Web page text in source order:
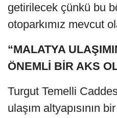
getirilecek çünkü bu
otoparkımız mevcut
“MALATYA
ÖNEMLİ BİR AKS
Turgut Temelli
ulaşım altyapısının